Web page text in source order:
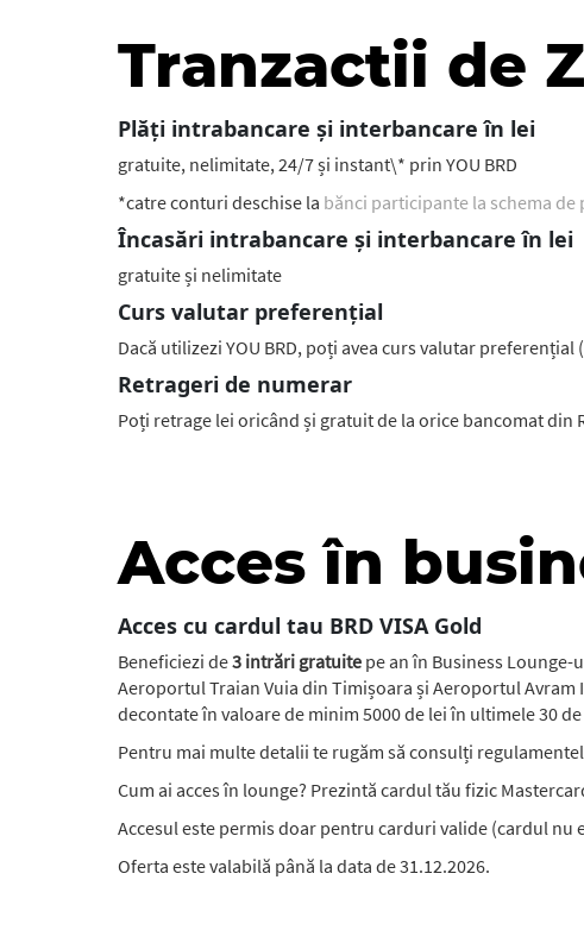
Tranzactii de
Plăți intrabancare și interbancare în lei
gratuite, nelimitate, 24/7 și instant\* prin YOU BRD
*catre conturi deschise la bănci participante la schema de
Încasări intrabancare și interbancare în lei
gratuite și nelimitate
Curs valutar preferențial
Dacă utilizezi YOU BRD, poți avea curs valutar preferențial
Retrageri de numerar
Poți retrage lei oricând și gratuit de la orice bancomat
Acces în
Acces cu cardul tau BRD VISA Gold
Beneficiezi de3 intrări gratuite pe an în Business
Aeroportul Traian Vuia din Timișoara și Aeroportul
decontate în valoare de minim 5000 de lei în ultimele 30
Pentru mai multe detalii te rugăm să consulți
Cum ai acces în lounge? Prezintă cardul tău fizic
Accesul este permis doar pentru carduri valide (cardul
Oferta este valabilă până la data de 31.12.2026.